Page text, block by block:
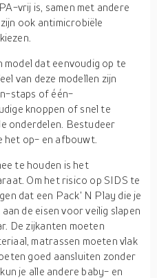
vrij is, samen met andere
ook antimicrobiële
model dat eenvoudig op te
van deze modellen zijn
staps of één-
knoppen of snel te
onderdelen. Bestudeer
het op- en afbouwt.
te houden is het
Om het risico op SIDS te
dat een Pack' N Play die je
de eisen voor veilig slapen
De zijkanten moeten
matrassen moeten vlak
goed aansluiten zonder
je alle andere baby- en